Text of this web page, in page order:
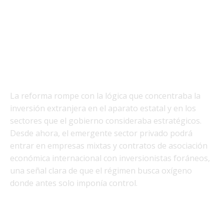
La reforma rompe con la lógica que concentraba la
inversión extranjera en el aparato estatal y en los
sectores que el gobierno consideraba estratégicos.
Desde ahora, el emergente sector privado podrá
entrar en empresas mixtas y contratos de asociación
económica internacional con inversionistas foráneos,
una señal clara de que el régimen busca oxígeno
donde antes solo imponía control.